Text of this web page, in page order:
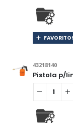
43218140
Pistola p/